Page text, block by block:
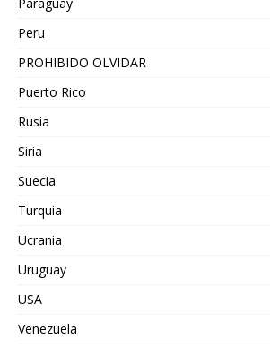
Peru
PROHIBIDO OLVIDAR
Puerto Rico
Rusia
Siria
Suecia
Turquia
Ucrania
Uruguay
USA
Venezuela